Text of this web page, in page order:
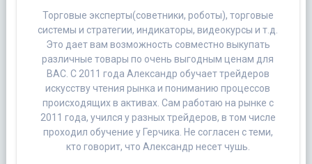
Торговые эксперты(советники, роботы), торговые
системы и стратегии, индикаторы, видеокурсы и т.д.
Это дает вам возможность совместно выкупать
различные товары по очень выгодным ценам для
ВАС. С 2011 года Александр обучает трейдеров
искусству чтения рынка и пониманию процессов
происходящих в активах. Сам работаю на рынке с
2011 года, учился у разных трейдеров, в том числе
проходил обучение у Герчика. Не согласен с теми,
кто говорит, что Александр несет чушь.